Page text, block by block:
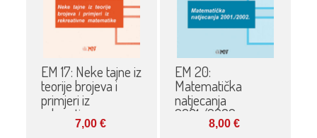
EM 17: Neke tajne iz
teorije brojeva i
primjeri iz
rekreativne
matematike
7,00 €
EM 20:
Matematička
natjecanja
2001./2002.
8,00 €